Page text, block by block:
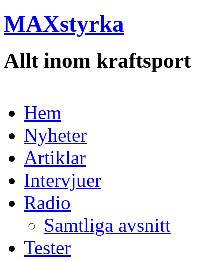
MAXstyrka
Allt inom kraftsport
Hem
Nyheter
Artiklar
Intervjuer
Radio
Samtliga avsnitt
Tester